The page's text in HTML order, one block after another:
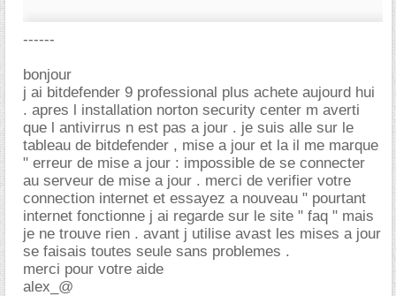
------
bonjour
j ai bitdefender 9 professional plus achete aujourd hui
. apres l installation norton security center m averti
que l antivirrus n est pas a jour . je suis alle sur le
tableau de bitdefender , mise a jour et la il me marque
" erreur de mise a jour : impossible de se connecter
au serveur de mise a jour . merci de verifier votre
connection internet et essayez a nouveau " pourtant
internet fonctionne j ai regarde sur le site " faq " mais
je ne trouve rien . avant j utilise avast les mises a jour
se faisais toutes seule sans problemes .
merci pour votre aide
alex_@